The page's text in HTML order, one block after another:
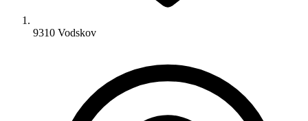
9310 Vodskov